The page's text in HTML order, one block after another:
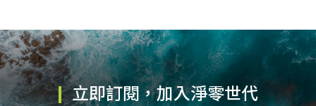
立即訂閱，加入淨零世代